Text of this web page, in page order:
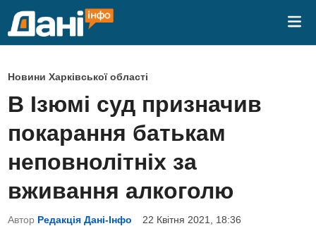
P
o
s
e
d
n
Новини Харківської області
В Ізюмі суд призначив
покарання батькам
неповнолітніх за
вживання алкоголю
Автор Редакція Дані-Інфо 22 Квітня 2021, 18:36